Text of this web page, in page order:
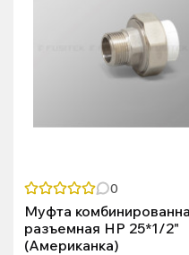
0
Муфта
разъемная НР 25*1/2"
(Американка)